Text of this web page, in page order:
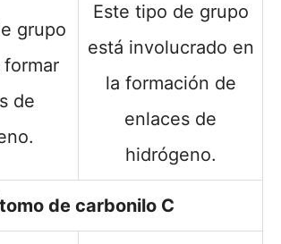
grupo
de
Este tipo de grupo
está involucrado en
la formación de
enlaces de
hidrógeno.
de carbonilo C